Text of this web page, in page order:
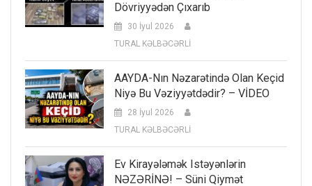
Dövriyyədən Çıxarıb
30 İyul 2026
TURAL KƏLBƏCƏRLİ
AAYDA-Nın Nəzarətində Olan Keçid
Niyə Bu Vəziyyətdədir? – VİDEO
28 İyul 2026
TURAL KƏLBƏCƏRLİ
Ev Kirayələmək Istəyənlərin
NƏZƏRİNƏ! – Süni Qiymət